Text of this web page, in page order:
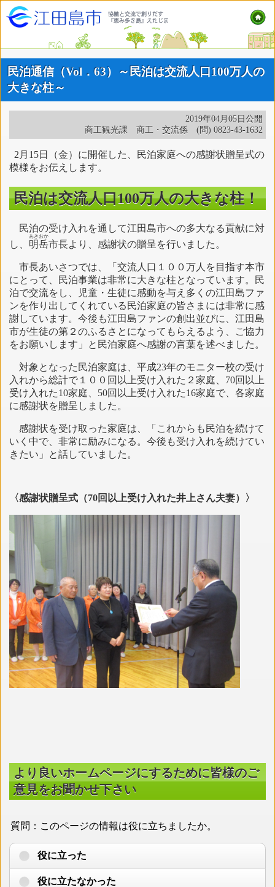
民泊通信（Vol．63）～民泊は交流人口100万人の
大きな柱～
2019年04月05日公開
商工観光課 商工・交流係 (問) 0823-43-1632
2月15日（金）に開催した、民泊家庭への感謝状贈呈式の
模様をお伝えします。
民泊は交流人口100万人の大きな柱！
民泊の受け入れを通して江田島市への多大なる貢献に対
し、 明岳
あきおか
市長より、感謝状の贈呈を行いました。
市長あいさつでは、「交流人口１００万人を目指す本市
にとって、民泊事業は非常に大きな柱となっています。民
泊で交流をし、児童・生徒に感動を与え多くの江田島ファ
ンを作り出してくれている民泊家庭の皆さまには非常に感
謝しています。今後も江田島ファンの創出並びに、江田島
市が生徒の第２のふるさとになってもらえるよう、ご協力
をお願いします」と民泊家庭へ感謝の言葉を述べました。
対象となった民泊家庭は、平成23年のモニター校の受け
入れから総計で１００回以上受け入れた２家庭、70回以上
受け入れた10家庭、50回以上受け入れた16家庭で、各家庭
に感謝状を贈呈しました。
感謝状を受け取った家庭は、「これからも民泊を続けて
いく中で、非常に励みになる。今後も受け入れを続けてい
きたい」と話していました。
〈感謝状贈呈式（70回以上受け入れた井上さん夫妻）〉
より良いホームページにするために皆様のご
意見をお聞かせ下さい
質問：このページの情報は役に立ちましたか。
役に立った
役に立たなかった